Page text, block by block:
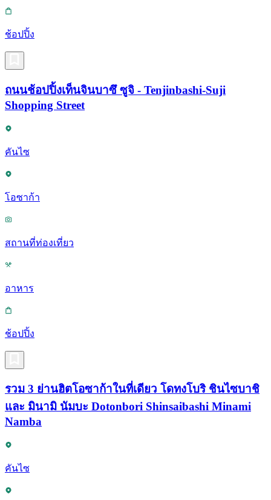
ช้อปปิ้ง
ถนนช้อปปิ้งเท็นจินบาซึ ซูจิ - Tenjinbashi-Suji
Shopping Street
คันไซ
โอซาก้า
สถานที่ท่องเที่ยว
อาหาร
ช้อปปิ้ง
รวม 3 ย่านฮิตโอซาก้าในที่เดียว โดทงโบริ ชินไซบาชิ
และ มินามิ นัมบะ Dotonbori Shinsaibashi Minami
Namba
คันไซ